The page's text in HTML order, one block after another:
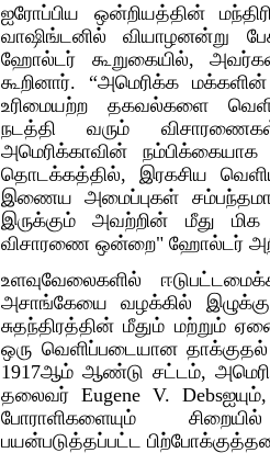
ஐரோப்பிய
ஒன்றியத்தின்
வாஷிங்டனில்
வியாழனன்று
ஹோல்டர்
கூறுகையில்,
கூறினார். “அமெரிக்க மக்களின்
உரிமையற்ற
தகவல்களை
நடத்தி
வரும்
அமெரிக்காவின்
நம்பிக்கையாக
தொடக்கத்தில், இரகசிய
இணைய
அமைப்புகள்
இருக்கும்
அவற்றின் மீது
மிக
விசாரணை ஒன்றை" ஹோல்டர்
உளவுவேலைகளில்
அசாங்கேயை
வழக்கில்
சுதந்திரத்தின் மீதும் மற்றும்
ஒரு வெளிப்படையான தாக்குதல்
1917ஆம் ஆண்டு சட்டம்,
தலைவர் Eugene V. Debsஐயும்
போராளிகளையும்
சிறையில்
பயன்படுத்தப்பட்ட